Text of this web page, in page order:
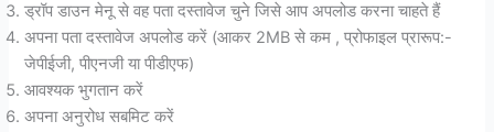
ड्रॉप डाउन मेनू से वह पता दस्तावेज चुने जिसे आप अपलोड करना चाहते हैं
अपना पता दस्तावेज अपलोड करें (आकर 2MB से कम , प्रोफाइल प्रारूप:-
जेपीईजी, पीएनजी या पीडीएफ)
आवश्यक भुगतान करें
अपना अनुरोध सबमिट करें